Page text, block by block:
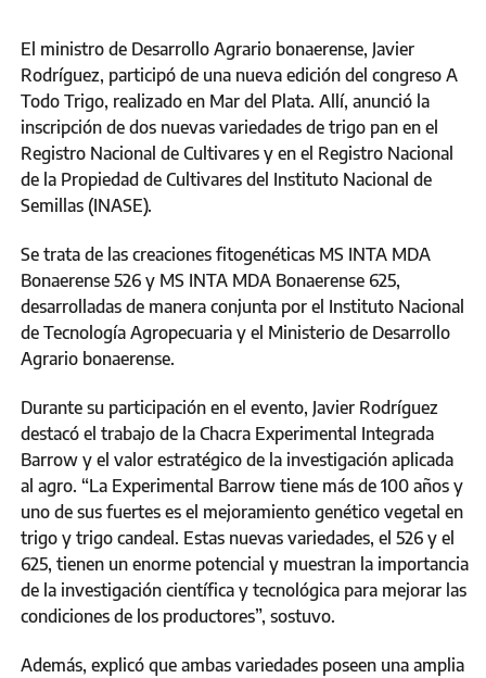
El ministro de Desarrollo Agrario bonaerense, Javier
Rodríguez, participó de una nueva edición del congreso A
Todo Trigo, realizado en Mar del Plata. Allí, anunció la
inscripción de dos nuevas variedades de trigo pan en el
Registro Nacional de Cultivares y en el Registro Nacional
de la Propiedad de Cultivares del Instituto Nacional de
Semillas (INASE).
Se trata de las creaciones fitogenéticas MS INTA MDA
Bonaerense 526 y MS INTA MDA Bonaerense 625,
desarrolladas de manera conjunta por el Instituto Nacional
de Tecnología Agropecuaria y el Ministerio de Desarrollo
Agrario bonaerense.
Durante su participación en el evento, Javier Rodríguez
destacó el trabajo de la Chacra Experimental Integrada
Barrow y el valor estratégico de la investigación aplicada
al agro. “La Experimental Barrow tiene más de 100 años y
uno de sus fuertes es el mejoramiento genético vegetal en
trigo y trigo candeal. Estas nuevas variedades, el 526 y el
625, tienen un enorme potencial y muestran la importancia
de la investigación científica y tecnológica para mejorar las
condiciones de los productores”, sostuvo.
Además, explicó que ambas variedades poseen una amplia